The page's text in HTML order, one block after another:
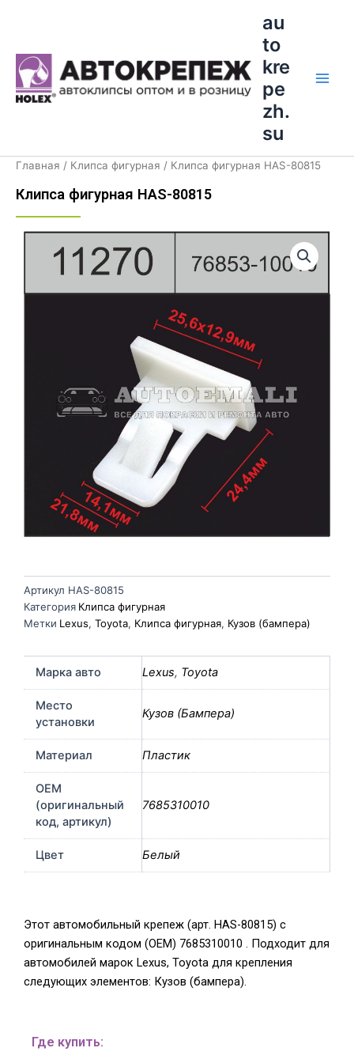
au
to
kre
pe
zh.
su
Главная / Клипса фигурная / Клипса фигурная HAS-80815
Клипса фигурная HAS-80815
Артикул HAS-80815
Категория Клипса фигурная
Метки Lexus, Toyota, Клипса фигурная, Кузов (бампера)
Марка авто Lexus, Toyota
Место
установки
Кузов (Бампера)
Материал Пластик
OEM
(оригинальный
код, артикул)
7685310010
Цвет Белый
Этот автомобильный крепеж (арт. HAS-80815) с
оригинальным кодом (OEM) 7685310010 . Подходит для
автомобилей марок Lexus, Toyota для крепления
следующих элементов: Кузов (бампера).
Где купить: